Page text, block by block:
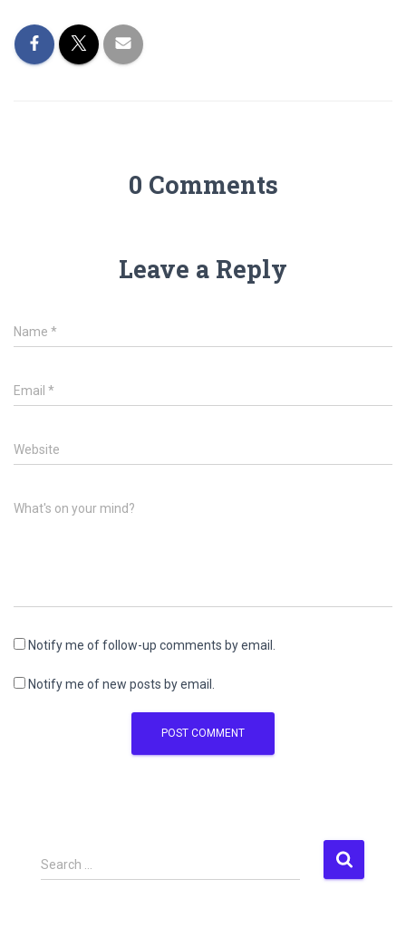
0 Comments
Leave a Reply
Name *
Email *
Website
What's on your mind?
Notify me of follow-up comments by email.
Notify me of new posts by email.
S
e
Search …